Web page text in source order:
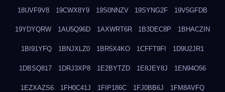
18UVF9V8 19CWX8Y9 19S0NNZV 19SYNG2F 19V5GFDB
19YDYQRW 1AU5Q96D 1AXWRT6R 1B3DEC8P 1BHACZIN
1BI91YFQ 1BNJXLZ0 1BR5X4KO 1CFFT9FI 1D9U2JR1
1DBSQ817 1DRJ3XP8 1E2BYTZD 1E8JEY8J 1EN94O56
1EZXAZS6 1FH0C41J 1FIP186C 1FJ0BB6J 1FM8AVFQ